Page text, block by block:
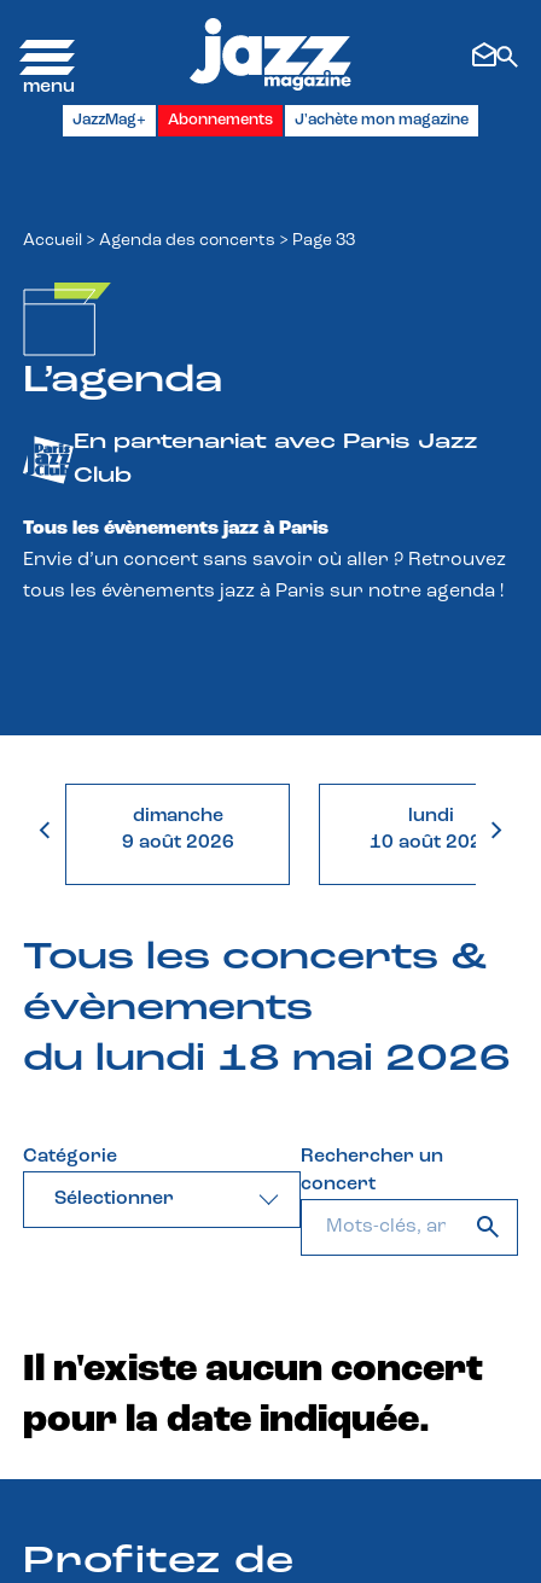
JazzMag+ Abonnements J'achète mon magazine
Accueil > Agenda des concerts > Page 33
L’agenda
En partenariat avec Paris Jazz
Club
Tous les évènements jazz à Paris
Envie d’un concert sans savoir où aller ? Retrouvez
tous les évènements jazz à Paris sur notre agenda !
dimanche
9 août 2026
lundi
10 août 2026
Tous les concerts &
évènements
du lundi 18 mai 2026
Catégorie
Sélectionner
Rechercher un
concert
Il n'existe aucun concert
pour la date indiquée.
Profitez de